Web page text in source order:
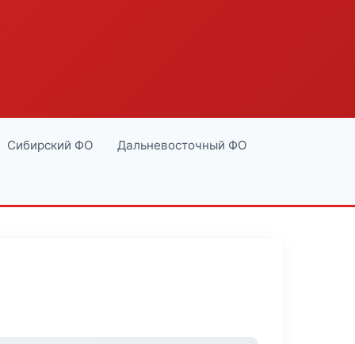
Сибирский ФО Дальневосточный ФО